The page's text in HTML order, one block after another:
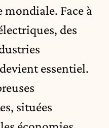
Face à
des
essentiel.
situées